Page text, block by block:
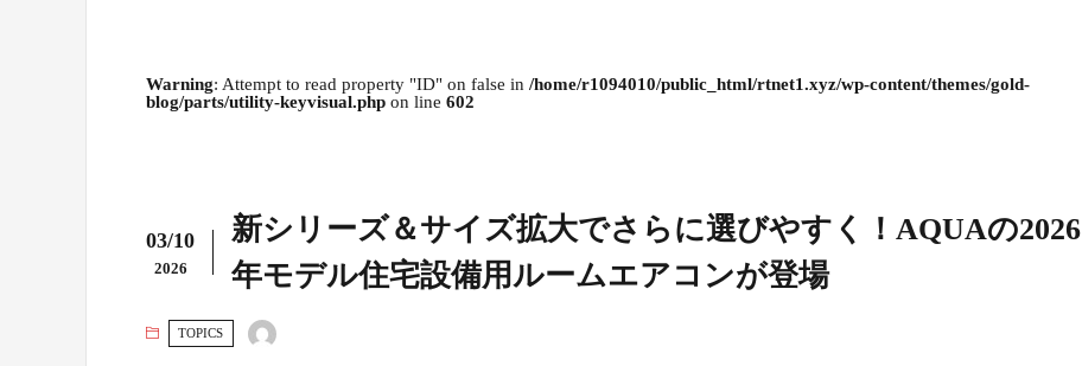
Warning: Attempt to read property "ID" on false in /home/r1094010/public_html/rtnet1.xyz/wp-content/themes/gold-
blog/parts/utility-keyvisual.php on line 602
03/10
2026
新シリーズ＆サイズ拡大でさらに選びやすく！AQUAの2026
年モデル住宅設備用ルームエアコンが登場
TOPICS